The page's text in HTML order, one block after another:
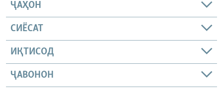
ҶАҲОН
СИЁСАТ
ИҚТИСОД
ҶАВОНОН